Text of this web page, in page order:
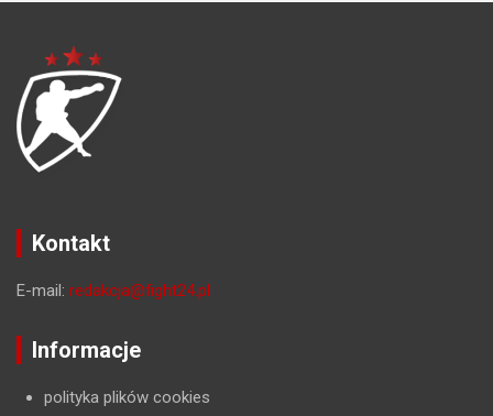
Kontakt
E-mail: redakcja@fight24.pl
Informacje
polityka plików cookies